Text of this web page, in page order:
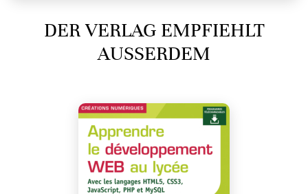
DER VERLAG EMPFIEHLT
AUSSERDEM